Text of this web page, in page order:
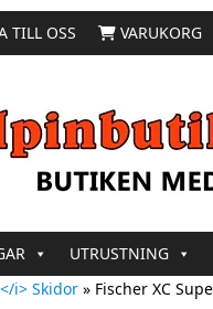
TILL OSS VARUKORG
UTRUSTNING
i> Skidor » Fischer XC